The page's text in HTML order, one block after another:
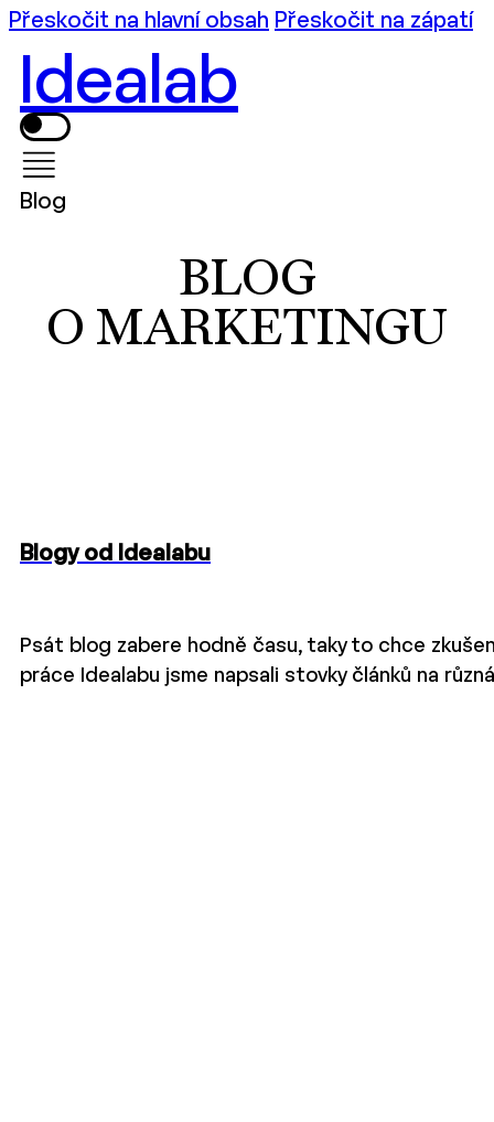
Přeskočit na hlavní obsah Přeskočit na zápatí
Idealab
Blog
BLOG
O MARKETINGU
Blogy od Idealabu
Psát blog zabere hodně času, taky to chce
práce Idealabu jsme napsali stovky článků na